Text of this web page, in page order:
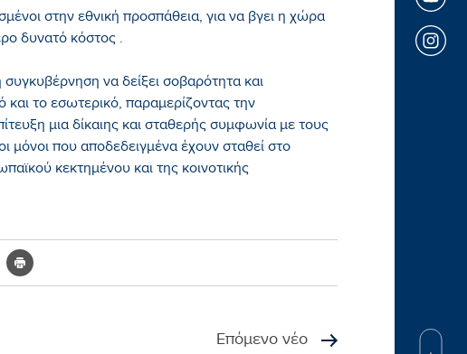
στην εθνική προσπάθεια, για να βγει η χώρα
δυνατό κόστος .
να δείξει σοβαρότητα και
και το εσωτερικό, παραμερίζοντας την
μια δίκαιης και σταθερής συμφωνία με τους
μόνοι που αποδεδειγμένα έχουν σταθεί στο
κεκτημένου και της κοινοτικής
Επόμενο νέο